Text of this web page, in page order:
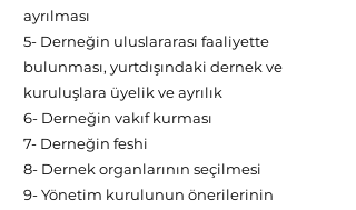
ayrılması
5- Derneğin uluslararası faaliyette
bulunması, yurtdışındaki dernek ve
kuruluşlara üyelik ve ayrılık
6- Derneğin vakıf kurması
7- Derneğin feshi
8- Dernek organlarının seçilmesi
9- Yönetim kurulunun önerilerinin